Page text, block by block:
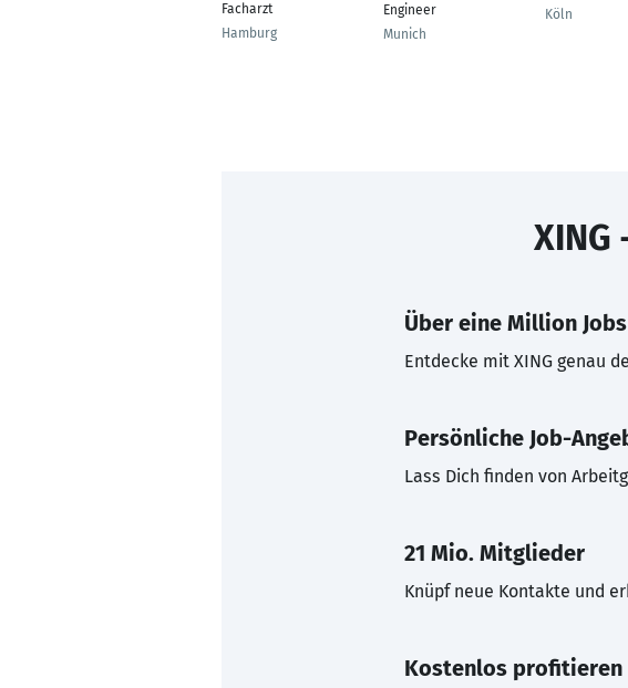
Facharzt
Hamburg
Engineer
Munich
Köln
XING
Über eine Million Jobs
Entdecke mit XING genau
Persönliche Job-
Lass Dich finden von
21 Mio. Mitglieder
Knüpf neue Kontakte und
Kostenlos profitieren